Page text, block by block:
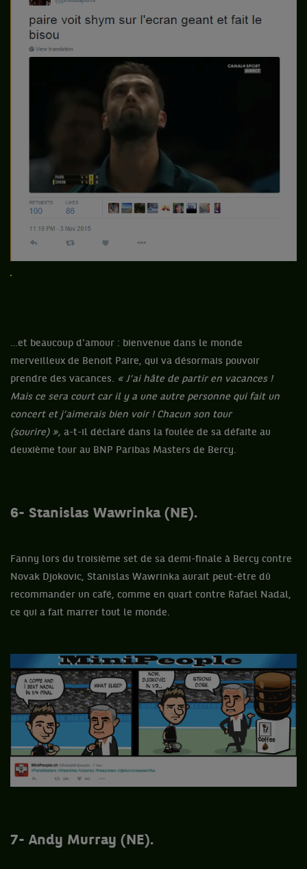
…et beaucoup d'amour : bienvenue dans le monde
merveilleux de Benoit Paire, qui va désormais pouvoir
prendre des vacances. « J’ai hâte de partir en vacances !
Mais ce sera court car il y a une autre personne qui fait un
concert et j’aimerais bien voir ! Chacun son tour
(sourire) », a-t-il déclaré dans la foulée de sa défaite au
deuxième tour au BNP Paribas Masters de Bercy.
6- Stanislas Wawrinka (NE).
Fanny lors du troisième set de sa demi-finale à Bercy contre
Novak Djokovic, Stanislas Wawrinka aurait peut-être dû
recommander un café, comme en quart contre Rafael Nadal,
ce qui a fait marrer tout le monde.
7- Andy Murray (NE).